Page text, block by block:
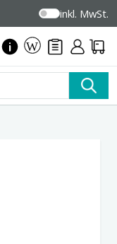
inkl. MwSt.